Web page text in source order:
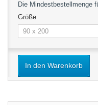
Die Mindestbestellmenge
Größe
In den Warenkorb